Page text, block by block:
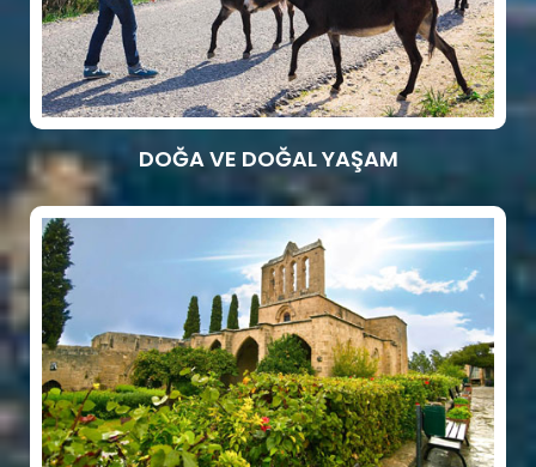
DOĞA VE DOĞAL YAŞAM